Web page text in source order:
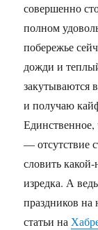
совершенно
полном
побережье
дожди и
закутываются
и получаю
Единственное,
— отсутствие
словить
изредка. А
праздников на
статьи на